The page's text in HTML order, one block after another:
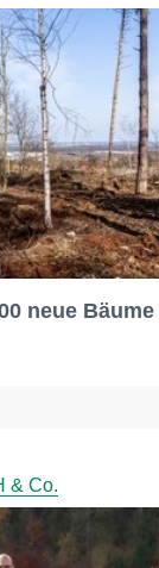
neue Bäume
& Co.